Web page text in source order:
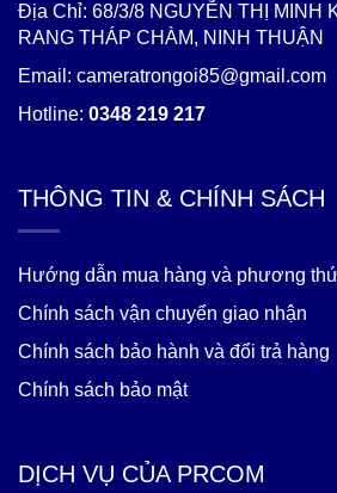
Địa Chỉ: 68/3/8 NGUYỄN THỊ MINH
RANG THÁP CHÀM, NINH THUẬN
Email: cameratrongoi85@gmail.com
Hotline: 0348 219 217
THÔNG TIN & CHÍNH SÁCH
Hướng dẫn mua hàng và phương
Chính sách vận chuyển giao nhận
Chính sách bảo hành và đổi trả hàng
Chính sách bảo mật
DỊCH VỤ CỦA PRCOM